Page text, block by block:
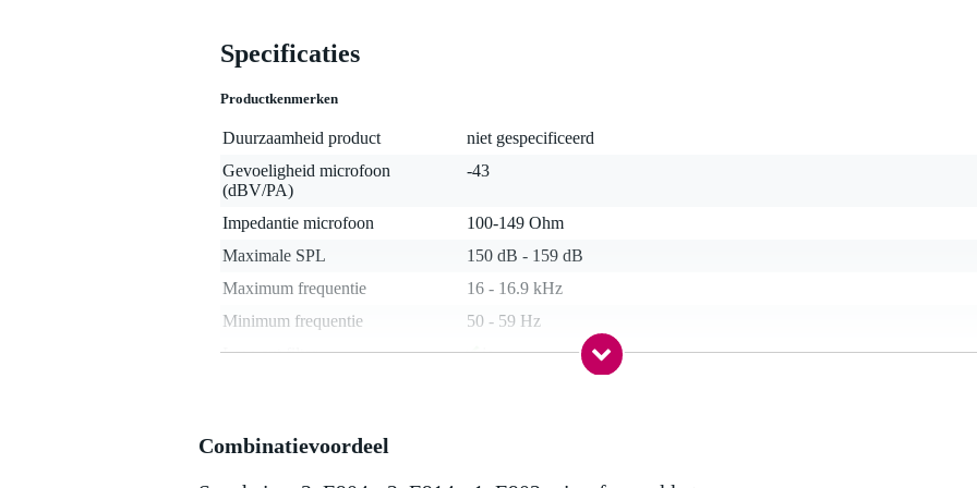
Specificaties
Productkenmerken
Duurzaamheid product
niet gespecificeerd
Gevoeligheid microfoon
(dBV/PA)
-43
Impedantie microfoon
100-149 Ohm
Maximale SPL
150 dB - 159 dB
Maximum frequentie
16 - 16.9 kHz
Minimum frequentie
50 - 59 Hz
Low-cut filter
ja
Stereo
Combinatievoordeel